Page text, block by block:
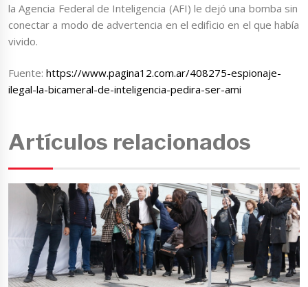
la Agencia Federal de Inteligencia (AFI) le dejó una bomba sin
conectar a modo de advertencia en el edificio en el que había
vivido.
Fuente:https://www.pagina12.com.ar/408275-espionaje-
ilegal-la-bicameral-de-inteligencia-pedira-ser-ami
Artículos relacionados